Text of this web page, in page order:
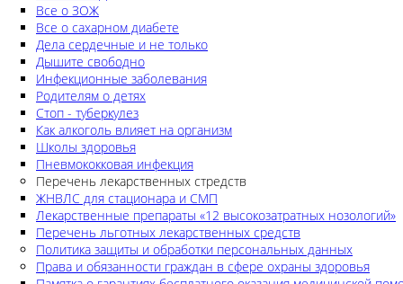
Все о ЗОЖ
Все о сахарном диабете
Дела сердечные и не только
Дышите свободно
Инфекционные заболевания
Родителям о детях
Стоп - туберкулез
Как алкоголь влияет на организм
Школы здоровья
Пневмококковая инфекция
Перечень лекарственных стредств
ЖНВЛС для стационара и СМП
Лекарственные препараты «12 высокозатратных нозологий»
Перечень льготных лекарственных средств
Политика защиты и обработки персональных данных
Права и обязанности граждан в сфере охраны здоровья